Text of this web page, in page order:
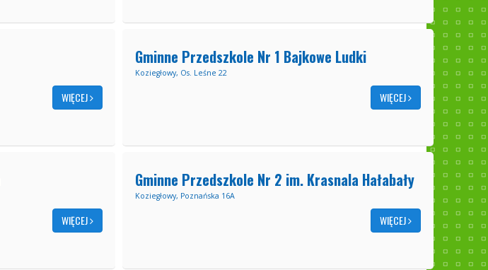
WIĘCEJ
Gminne Przedszkole Nr 1 Bajkowe Ludki
Koziegłowy, Os. Leśne 22
WIĘCEJ
WIĘCEJ
Gminne Przedszkole Nr 2 im. Krasnala Hałabały
Koziegłowy, Poznańska 16A
WIĘCEJ